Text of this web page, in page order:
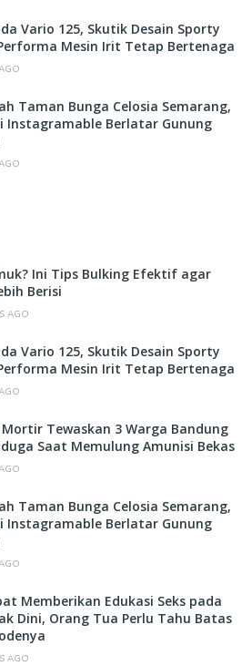
Vario 125, Skutik Desain Sporty
Mesin Irit Tetap Bertenaga
Taman Bunga Celosia Semarang,
Instagramable Berlatar Gunung
Ini Tips Bulking Efektif agar
Berisi
AGO
Vario 125, Skutik Desain Sporty
Mesin Irit Tetap Bertenaga
Mortir Tewaskan 3 Warga Bandung
Saat Memulung Amunisi Bekas
Taman Bunga Celosia Semarang,
Instagramable Berlatar Gunung
Memberikan Edukasi Seks pada
Dini, Orang Tua Perlu Tahu Batas
AGO